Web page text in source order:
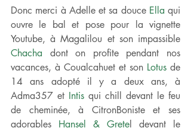
Donc merci à Adelle et sa douce Ella qui
ouvre le bal et pose pour la vignette
Chacha dont on profite pendant nos
vacances, à Coualcahuet et son Lotus de
14 ans adopté il y a deux ans, à
Adma357 et Intis qui chill devant le feu
de cheminée, à CitronBoniste et ses
adorables Hansel & Gretel devant le